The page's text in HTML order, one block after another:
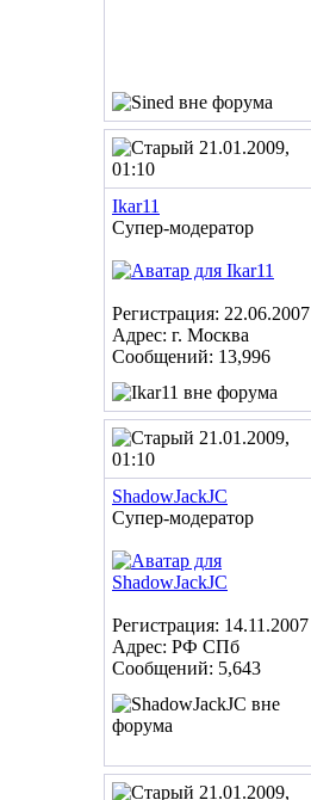
21.01.2009,
01:10
Ikar11
Супер-модератор
Регистрация: 22.06.2007
Адрес: г. Москва
Сообщений: 13,996
21.01.2009,
01:10
ShadowJackJC
Супер-модератор
Регистрация: 14.11.2007
Адрес: РФ СПб
Сообщений: 5,643
21.01.2009,